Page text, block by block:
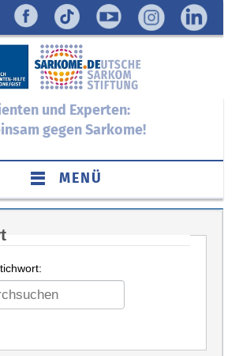
und Experten:
gegen Sarkome!
MENÜ